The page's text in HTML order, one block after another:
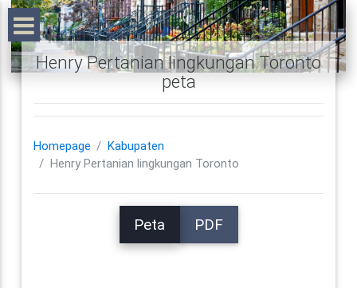
Henry Pertanian lingkungan Toronto
peta
Homepage
Kabupaten
Henry Pertanian lingkungan Toronto
Peta PDF